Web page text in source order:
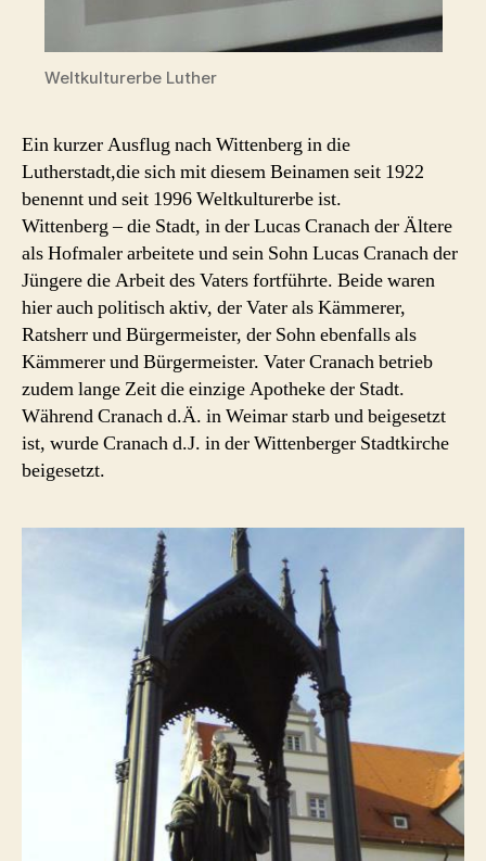
Weltkulturerbe Luther
Ein kurzer Ausflug nach Wittenberg in die
Lutherstadt,die sich mit diesem Beinamen seit 1922
benennt und seit 1996 Weltkulturerbe ist.
Wittenberg – die Stadt, in der Lucas Cranach der Ältere
als Hofmaler arbeitete und sein Sohn Lucas Cranach der
Jüngere die Arbeit des Vaters fortführte. Beide waren
hier auch politisch aktiv, der Vater als Kämmerer,
Ratsherr und Bürgermeister, der Sohn ebenfalls als
Kämmerer und Bürgermeister. Vater Cranach betrieb
zudem lange Zeit die einzige Apotheke der Stadt.
Während Cranach d.Ä. in Weimar starb und beigesetzt
ist, wurde Cranach d.J. in der Wittenberger Stadtkirche
beigesetzt.